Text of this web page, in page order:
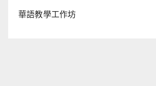
華語教學工作坊